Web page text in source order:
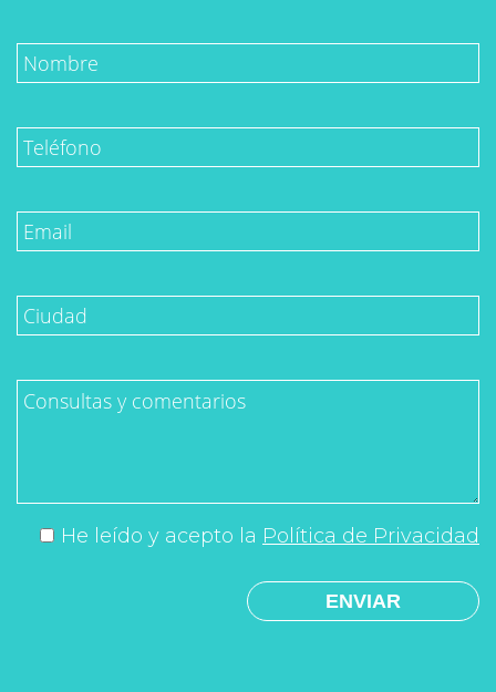
He leído y acepto la Política de Privacidad